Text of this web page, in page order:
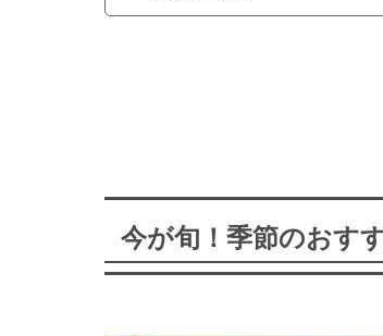
今が旬！季節のおす